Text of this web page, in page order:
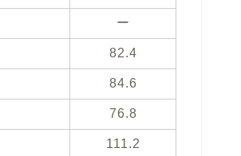
ー
82.4
84.6
76.8
111.2